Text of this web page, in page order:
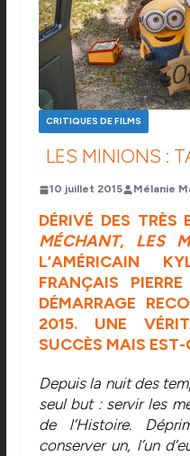
CRITIQUES DE FILMS
LES MINIONS :
10 juillet 2015 Mélanie
DÉRIVÉ DES TRÈS
MÉCHANT, LES
L’AMÉRICAIN
FRANÇAIS
DÉMARRAGE
2015. UNE
SUCCÈS MAIS EST-
Depuis la nuit des
seul but : servir les
de l’Histoire.
conserver un, l’un